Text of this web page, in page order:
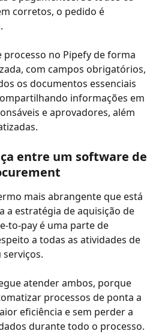
corretos, o pedido é
processo no Pipefy de forma
com campos obrigatórios,
os documentos essenciais
informações em
e aprovadores, além
entre um software de
mais abrangente que está
a estratégia de aquisição de
to-pay é uma parte de
a todas as atividades de
atender ambos, porque
processos de ponta a
eficiência e sem perder a
durante todo o processo.